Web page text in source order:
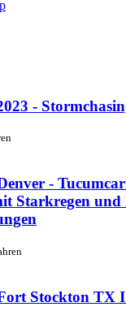
-
-
Starkregen und
Stockton TX I